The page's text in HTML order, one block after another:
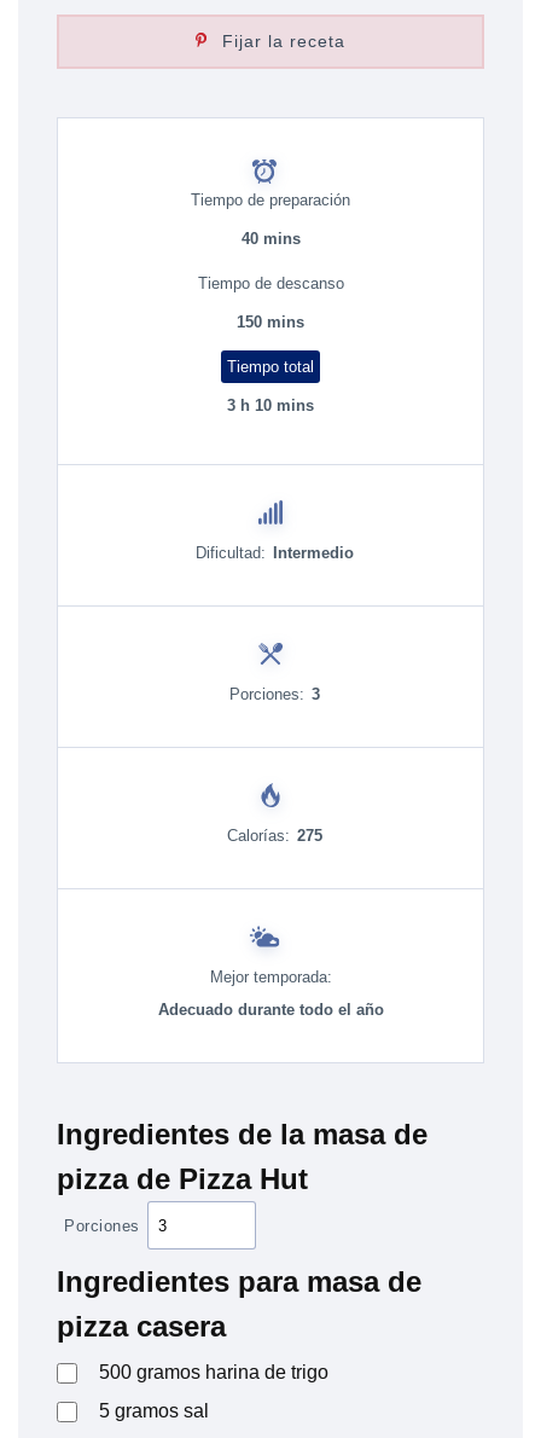
Fijar la receta
Tiempo de preparación
40 mins
Tiempo de descanso
150 mins
Tiempo total
3 h 10 mins
Dificultad: Intermedio
Porciones: 3
Calorías: 275
Mejor temporada:
Adecuado durante todo el año
Ingredientes de la masa de
pizza de Pizza Hut
Porciones
Ingredientes para masa de
pizza casera
500 gramos harina de trigo
5 gramos sal